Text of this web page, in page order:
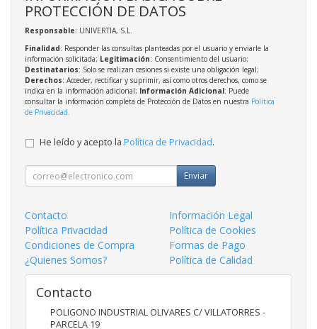
PROTECCIÓN DE DATOS
Responsable: UNIVERTIA, S.L.
Finalidad: Responder las consultas planteadas por el usuario y enviarle la
información solicitada; Legitimación: Consentimiento del usuario;
Destinatarios: Solo se realizan cesiones si existe una obligación legal;
Derechos: Acceder, rectificar y suprimir, así como otros derechos, como se
indica en la información adicional; Información Adicional: Puede
consultar la información completa de Protección de Datos en nuestra Política
de Privacidad.
He leído y acepto la Política de Privacidad.
Enviar
Contacto
Información Legal
Política Privacidad
Política de Cookies
Condiciones de Compra
Formas de Pago
¿Quienes Somos?
Política de Calidad
Contacto
POLIGONO INDUSTRIAL OLIVARES C/ VILLATORRES -
PARCELA 19